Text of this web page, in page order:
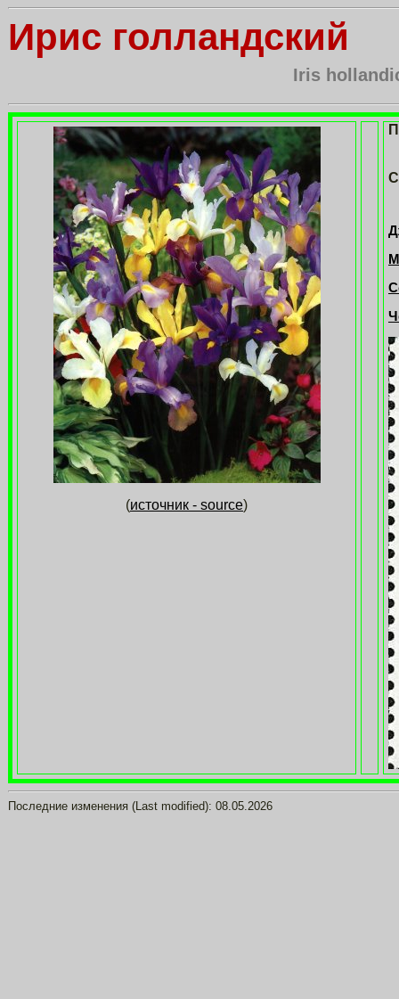
Ирис голландский
Iris
(источник - source)
Последние изменения (Last modified): 08.05.2026